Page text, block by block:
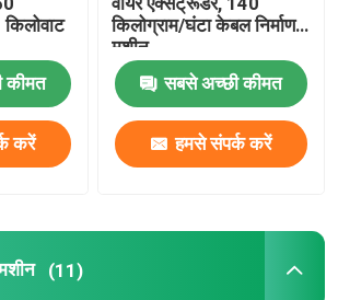
की मशीन
कीमत
करें
किलोग्राम/घंटा केबल निर्माण
मशीन
सबसे अच्छी कीमत
हमसे संपर्क करें
(11)